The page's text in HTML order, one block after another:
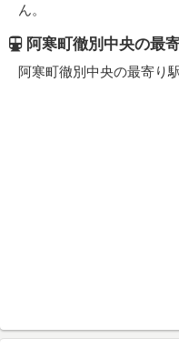
ん。
阿寒町徹別中央の最
阿寒町徹別中央の最寄り